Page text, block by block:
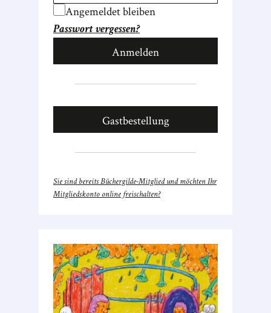
Angemeldet bleiben
Passwort vergessen?
Gastbestellung
Sie sind bereits Büchergilde-Mitglied und möchten Ihr
Mitgliedskonto online freischalten?